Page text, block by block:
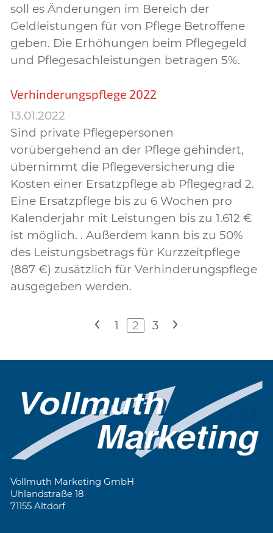
soll es Änderungen im Bereich der
Geldleistungen für von Pflege Betroffene
geben. Die Erhöhungen beim Pflegegeld
und Pflegesachleistungen betragen 5%.
Verhinderungspflege 2022
13.01.2022
Sind private Pflegepersonen
vorübergehend an der Pflege gehindert,
übernimmt die Pflegeversicherung die
Kosten einer Ersatzpflege ab Pflegegrad 2.
Eine Ersatzpflege bis zu 6 Wochen pro
Kalenderjahr mit Leistungen bis zu 1.612 €
ist möglich. . Außerdem kann bis zu 50%
des Leistungsbetrags für Kurzzeitpflege
(887 €) zusätzlich für Verhinderungspflege
ausgegeben werden.
< 1 2 3 >
Vollmuth Marketing GmbH
Uhlandstraße 18
71155 Altdorf